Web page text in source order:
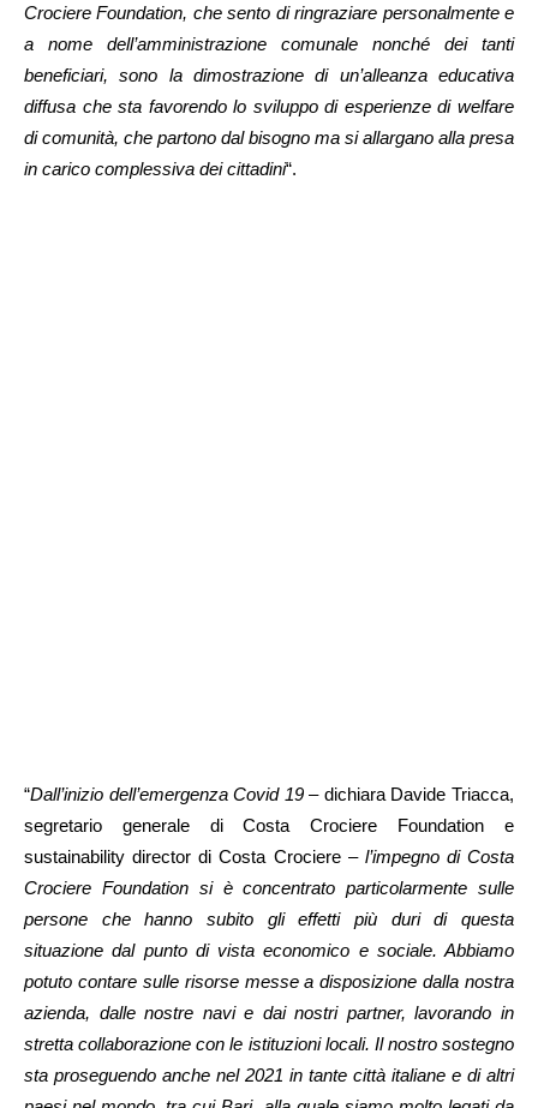
Crociere Foundation, che sento di ringraziare personalmente e
a nome dell’amministrazione comunale nonché dei tanti
beneficiari, sono la dimostrazione di un’alleanza educativa
diffusa che sta favorendo lo sviluppo di esperienze di welfare
di comunità, che partono dal bisogno ma si allargano alla presa
in carico complessiva dei cittadini“.
“Dall’inizio dell’emergenza Covid 19– dichiara Davide Triacca,
segretario generale di Costa Crociere Foundation e
sustainability director di Costa Crociere –l’impegno di Costa
Crociere Foundation si è concentrato particolarmente sulle
persone che hanno subito gli effetti più duri di questa
situazione dal punto di vista economico e sociale. Abbiamo
potuto contare sulle risorse messe a disposizione dalla nostra
azienda, dalle nostre navi e dai nostri partner, lavorando in
stretta collaborazione con le istituzioni locali. Il nostro sostegno
sta proseguendo anche nel 2021 in tante città italiane e di altri